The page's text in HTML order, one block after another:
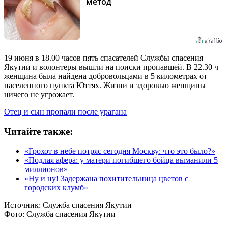
19 июня в 18.00 часов пять спасателей Службы спасения
Якутии и волонтеры вышли на поиски пропавшей. В 22.30 ч
женщина была найдена добровольцами в 5 километрах от
населенного пункта Юттях. Жизни и здоровью женщины
ничего не угрожает.
Отец и сын пропали после урагана
Читайте также:
«Грохот в небе потряс сегодня Москву: что это было?»
«Подлая афера: у матери погибшего бойца выманили 5
миллионов»
«Ну и ну! Задержана похитительница цветов с
городских клумб»
Источник: Служба спасения Якутии
Фото: Служба спасения Якутии